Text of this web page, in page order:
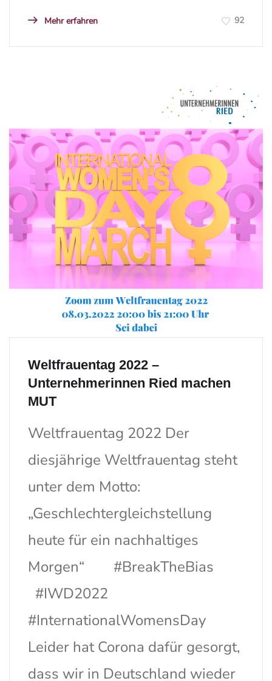
Mehr erfahren 92
Weltfrauentag 2022 –
Unternehmerinnen Ried machen
MUT
Weltfrauentag 2022 Der
diesjährige Weltfrauentag steht
unter dem Motto:
„Geschlechtergleichstellung
heute für ein nachhaltiges
Morgen“ #BreakTheBias
#IWD2022
#InternationalWomensDay
Leider hat Corona dafür gesorgt,
dass wir in Deutschland wieder